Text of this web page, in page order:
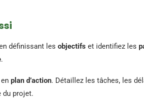
définissant lesobjectifs et identifiez les
.
enplan d’action. Détaillez les tâches, les
du projet.